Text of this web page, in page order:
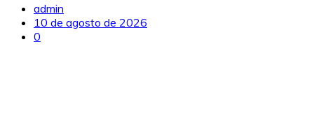
admin
10 de agosto de 2026
0